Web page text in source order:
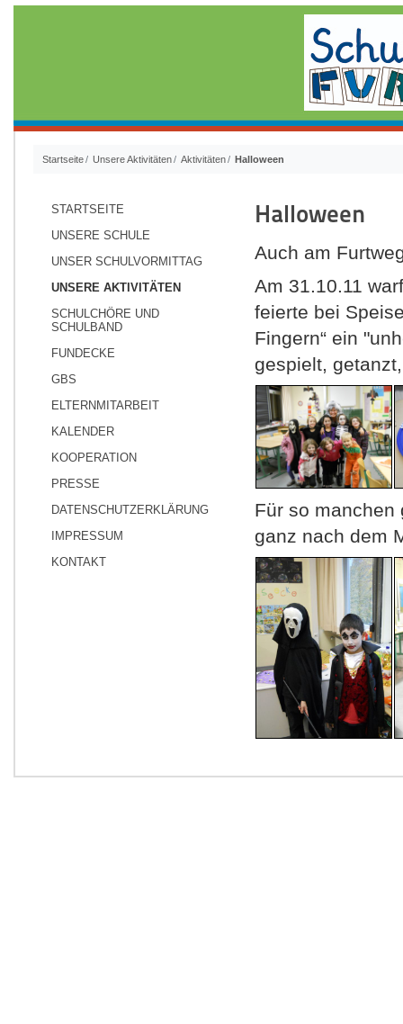
Startseite Unsere Aktivitäten Aktivitäten Halloween
STARTSEITE
UNSERE SCHULE
UNSER SCHULVORMITTAG
UNSERE AKTIVITÄTEN
SCHULCHÖRE UND
SCHULBAND
FUNDECKE
GBS
ELTERNMITARBEIT
KALENDER
KOOPERATION
PRESSE
DATENSCHUTZERKLÄRUNG
IMPRESSUM
KONTAKT
Halloween
Auch am
Am 31.10.11
feierte bei
Fingern“ ein
gespielt,
Für so manchen
ganz nach dem